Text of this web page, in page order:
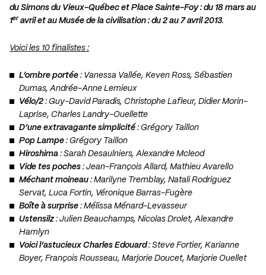
du Simons du Vieux-Québec et Place Sainte-Foy : du 18 mars au
1er avril et au Musée de la civilisation : du 2 au 7 avril 2013.
Voici les 10 finalistes :
L’ombre portée : Vanessa Vallée, Keven Ross, Sébastien
Dumas, Andrée-Anne Lemieux
Vélo/2 : Guy-David Paradis, Christophe Lafleur, Didier Morin-
Laprise, Charles Landry-Ouellette
D’une extravagante simplicité : Grégory Taillon
Pop Lampe : Grégory Taillon
Hiroshima : Sarah Desaulniers, Alexandre Mcleod
Vide tes poches : Jean-François Allard, Mathieu Avarello
Méchant moineau : Marilyne Tremblay, Natali Rodriguez
Servat, Luca Fortin, Véronique Barras-Fugère
Boîte à surprise : Mélissa Ménard-Levasseur
Ustensilz : Julien Beauchamps, Nicolas Drolet, Alexandre
Hamlyn
Voici l’astucieux Charles Edouard: Steve Fortier, Karianne
Boyer, François Rousseau, Marjorie Doucet, Marjorie Ouellet